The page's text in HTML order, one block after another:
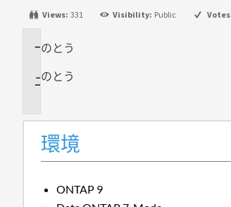
Views: 331 Visibility: Public
環
説
のとう
のとう
環境
ONTAP 9